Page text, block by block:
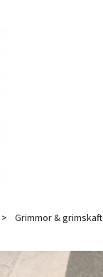
Grimmor & grimskaft